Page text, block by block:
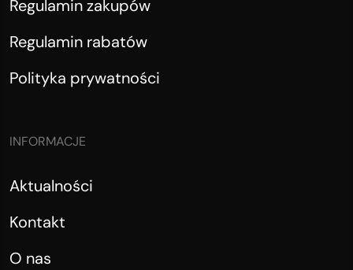
Regulamin zakupów
Regulamin rabatów
Polityka prywatności
INFORMACJE
Aktualności
Kontakt
O nas